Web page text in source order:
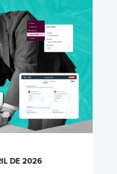
DE 2026